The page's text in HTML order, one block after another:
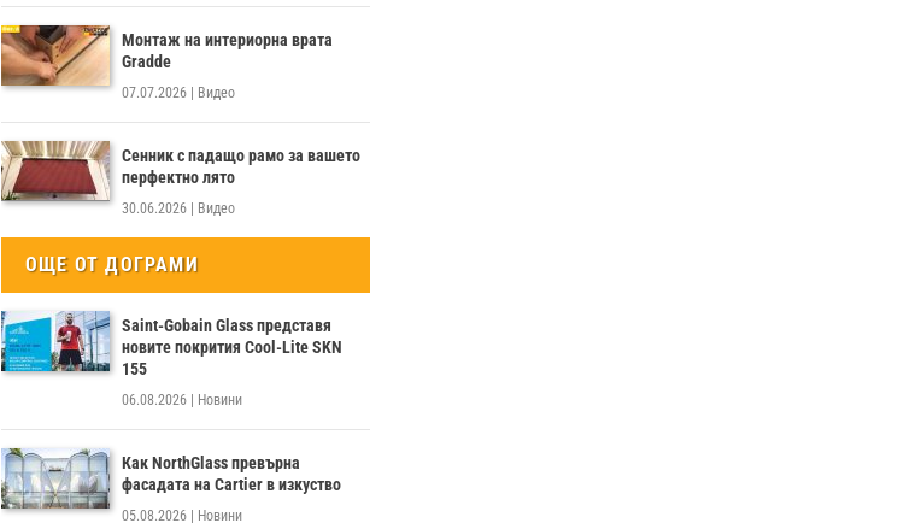
Монтаж на интериорна врата
Gradde
07.07.2026 Видео
Сенник с падащо рамо за вашето
перфектно лято
30.06.2026 Видео
ОЩЕ ОТ ДОГРАМИ
Saint-Gobain Glass представя
новите покрития Cool-Lite SKN
155
06.08.2026 Новини
Как NorthGlass превърна
фасадата на Cartier в изкуство
05.08.2026 Новини